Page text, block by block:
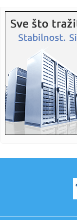
10:07: Crveni
zbo...
10:06:
do obn...
10:06:Milijarde
kompanije h...
10:05:VIDEO:
10:04:Nissan
upola k...
Bivši